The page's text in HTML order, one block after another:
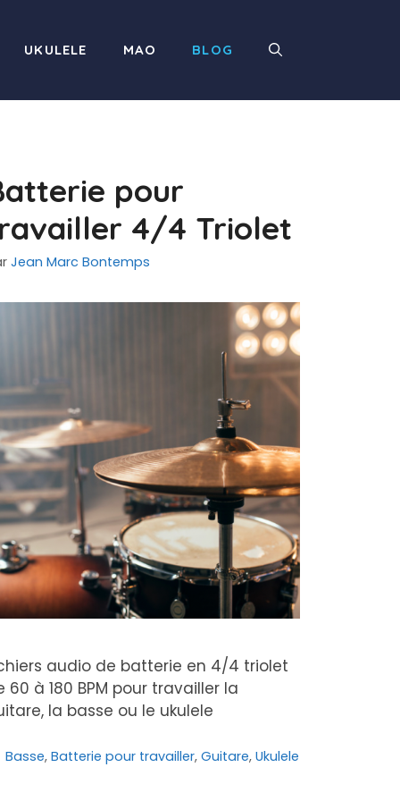
UKULELE MAO BLOG
pour
4/4 Triolet
Jean Marc Bontemps
audio de batterie en 4/4 triolet
60 à 180 BPM pour travailler la
la basse ou le ukulele
Catégories
Basse, Batterie pour travailler, Guitare, Ukulele